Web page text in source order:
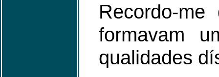
Recordo-
formavam
qualidades